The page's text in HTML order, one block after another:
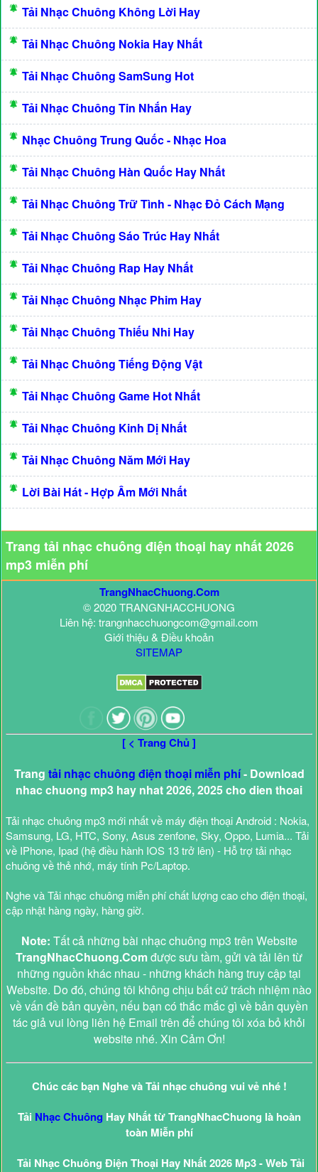
Tải Nhạc Chuông Không Lời Hay
Tải Nhạc Chuông Nokia Hay Nhất
Tải Nhạc Chuông SamSung Hot
Tải Nhạc Chuông Tin Nhắn Hay
Nhạc Chuông Trung Quốc - Nhạc Hoa
Tải Nhạc Chuông Hàn Quốc Hay Nhất
Tải Nhạc Chuông Trữ Tình - Nhạc Đỏ Cách Mạng
Tải Nhạc Chuông Sáo Trúc Hay Nhất
Tải Nhạc Chuông Rap Hay Nhất
Tải Nhạc Chuông Nhạc Phim Hay
Tải Nhạc Chuông Thiếu Nhi Hay
Tải Nhạc Chuông Tiếng Động Vật
Tải Nhạc Chuông Game Hot Nhất
Tải Nhạc Chuông Kinh Dị Nhất
Tải Nhạc Chuông Năm Mới Hay
Lời Bài Hát - Hợp Âm Mới Nhất
Trang tải nhạc chuông điện thoại hay nhất 2026
mp3 miễn phí
TrangNhacChuong.Com
© 2020 TRANGNHACCHUONG
Liên hệ: trangnhacchuongcom@gmail.com
Giới thiệu & Điều khoản
SITEMAP
[ < Trang Chủ ]
Trang tải nhạc chuông điện thoại miễn phí- Download
nhac chuong mp3 hay nhat 2026, 2025 cho dien thoai
Tải nhạc chuông mp3 mới nhất về máy điện thoại Android : Nokia,
Samsung, LG, HTC, Sony, Asus zenfone, Sky, Oppo, Lumia... Tải
về IPhone, Ipad (hệ điều hành IOS 13 trở lên) - Hỗ trợ tải nhạc
chuông về thẻ nhớ, máy tính Pc/Laptop.
Nghe và Tải nhạc chuông miễn phí chất lượng cao cho điện thoại,
cập nhật hàng ngày, hàng giờ.
Note: Tất cả những bài nhạc chuông mp3 trên Website
TrangNhacChuong.Comđược sưu tầm, gửi và tải lên từ
những nguồn khác nhau - những khách hàng truy cập tại
Website. Do đó, chúng tôi không chịu bất cứ trách nhiệm nào
về vấn đề bản quyền, nếu bạn có thắc mắc gì về bản quyền
tác giả vui lòng liên hệ Email trên để chúng tôi xóa bỏ khỏi
website nhé. Xin Cảm Ơn!
Chúc các bạn Nghe và Tải nhạc chuông vui vẻ nhé !
Tải Nhạc Chuông Hay Nhất từ TrangNhacChuong là hoàn
toàn Miễn phí
Tải Nhạc Chuông Điện Thoại Hay Nhất 2026 Mp3 - Web Tải